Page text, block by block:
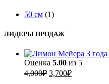
50 см (1)
ЛИДЕРЫ ПРОДАЖ
Оценка 5.00 из 5
4,000₽ Первоначальная
3,700₽Текущая